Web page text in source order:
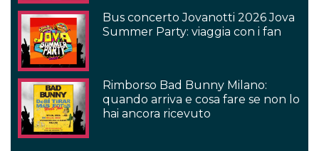
Bus concerto Jovanotti 2026 Jova
Summer Party: viaggia con i fan
Rimborso Bad Bunny Milano:
quando arriva e cosa fare se non lo
hai ancora ricevuto